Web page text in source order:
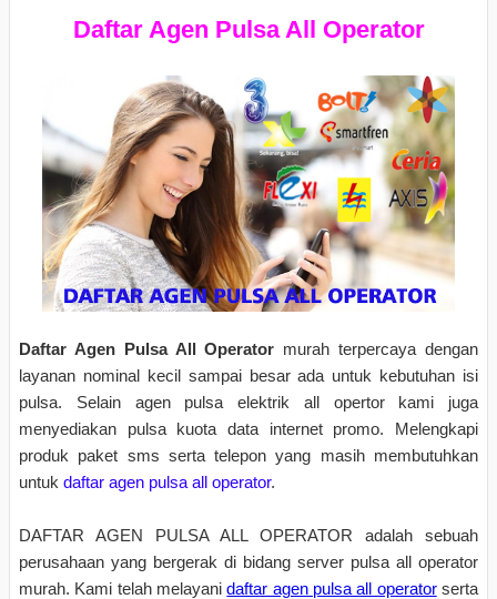
Daftar Agen Pulsa All Operator
Daftar Agen Pulsa All Operator murah terpercaya dengan
layanan nominal kecil sampai besar ada untuk kebutuhan isi
pulsa. Selain agen pulsa elektrik all opertor kami juga
menyediakan pulsa kuota data internet promo. Melengkapi
produk paket sms serta telepon yang masih membutuhkan
untuk daftar agen pulsa all operator.
DAFTAR AGEN PULSA ALL OPERATOR adalah sebuah
perusahaan yang bergerak di bidang server pulsa all operator
murah. Kami telah melayanidaftar agen pulsa all operatorserta